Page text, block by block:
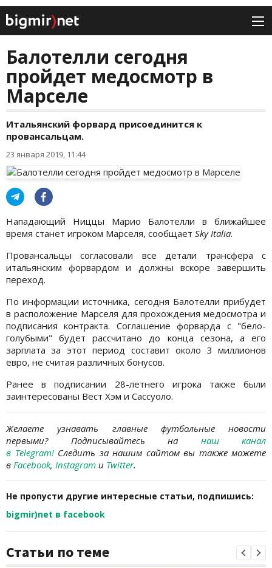
Балотелли сегодня
пройдет медосмотр в
Марселе
Итальянский форвард присоединится к
провансальцам.
23 января 2019, 11:44
Нападающий Ниццы Марио Балотелли в ближайшее
время станет игроком Марселя, сообщает Sky Italia.
Провансальцы согласовали все детали трансфера с
итальянским форвардом и должны вскоре завершить
переход.
По информации источника, сегодня Балотелли прибудет
в расположение Марселя для прохождения медосмотра и
подписания контракта. Соглашение форварда с "бело-
голубыми" будет рассчитано до конца сезона, а его
зарплата за этот период составит около 3 миллионов
евро, не считая различных бонусов.
Ранее в подписании 28-летнего игрока также были
заинтересованы Вест Хэм и Сассуоло.
Желаете узнавать главные футбольные новости
первыми?Подписывайтесь на наш канал
в Telegram!Следить за нашим сайтом вы также можете
в Facebook, Instagram и Twitter.
Не пропусти другие интересные статьи, подпишись:
bigmir)net в facebook
Статьи по теме